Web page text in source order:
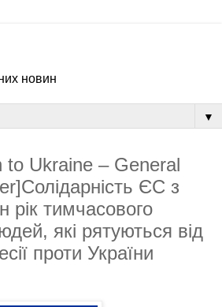
новин
▼
to Ukraine – General
ЄС з
рік тимчасового
які рятуються від
проти України